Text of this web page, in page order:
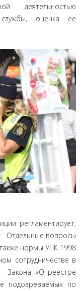
деятельностью
службы, оценка её
регламентирует,
Отдельные вопросы
нормы УПК 1998
сотрудничестве в
Закона «О реестре
подозреваемых по